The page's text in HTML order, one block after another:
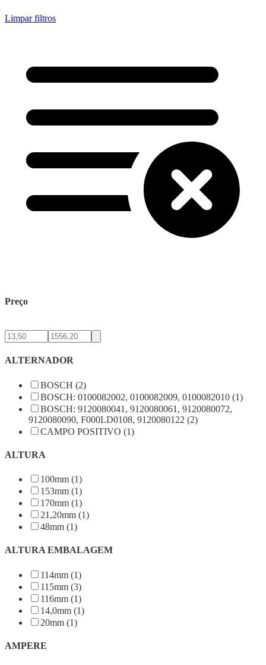
Limpar filtros
Preço
ALTERNADOR
BOSCH (2)
BOSCH: 0100082002, 0100082009, 0100082010 (1)
BOSCH: 9120080041, 9120080061, 9120080072,
9120080090, F000LD0108, 9120080122 (2)
CAMPO POSITIVO (1)
ALTURA
100mm (1)
153mm (1)
170mm (1)
21,20mm (1)
48mm (1)
ALTURA EMBALAGEM
114mm (1)
115mm (3)
116mm (1)
14,0mm (1)
20mm (1)
AMPERE